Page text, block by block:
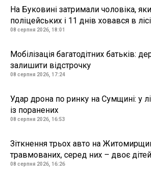
На Буковині затримали чоловіка,
поліцейських і 11 днів ховався в лісі
08 серпня 2026, 18:01
Мобілізація багатодітних батьків:
залишити відстрочку
08 серпня 2026, 17:24
Удар дрона по ринку на Сумщині: у
із поранених
08 серпня 2026, 16:53
Зіткнення трьох авто на
травмованих, серед них – двоє дітей
08 серпня 2026, 16:26